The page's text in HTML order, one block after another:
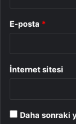
E-posta *
İnternet sitesi
Daha sonraki